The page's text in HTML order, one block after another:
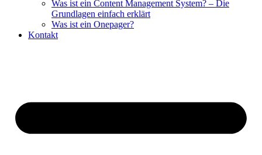
Was ist ein Content Management System? – Die
Grundlagen einfach erklärt
Was ist ein Onepager?
Kontakt